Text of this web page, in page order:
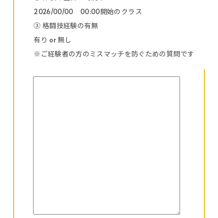
2026/00/00 00:00開始のクラス
③ 格闘技経験の有無
有り or 無し
※ご経験者の方のミスマッチを防ぐための質問です